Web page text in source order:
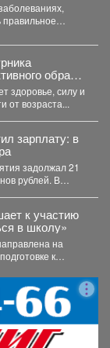
правильное
образа
здоровье, силу и
от возраста...
зарплату: в
задолжал 21
рублей. В
к участию
в школу»
на
к